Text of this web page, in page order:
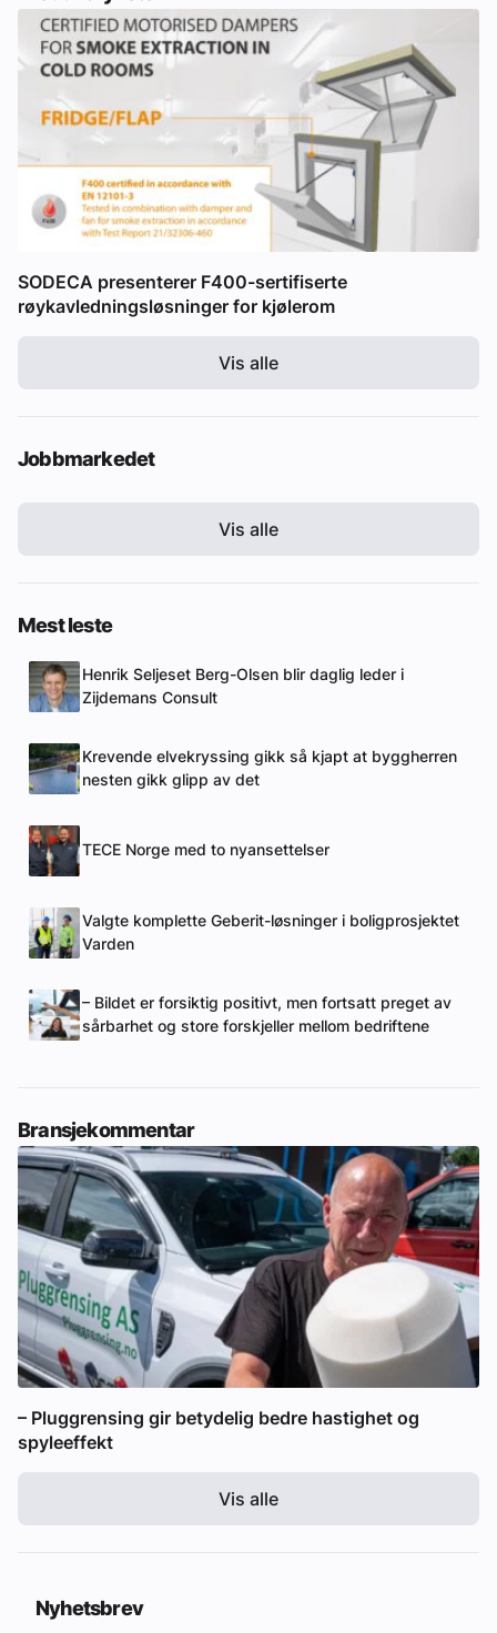
SODECA presenterer F400-sertifiserte
røykavledningsløsninger for kjølerom
Vis alle
Jobbmarkedet
Vis alle
Mest leste
Henrik Seljeset Berg-Olsen blir daglig leder i
Zijdemans Consult
Krevende elvekryssing gikk så kjapt at byggherren
nesten gikk glipp av det
TECE Norge med to nyansettelser
Valgte komplette Geberit-løsninger i boligprosjektet
Varden
– Bildet er forsiktig positivt, men fortsatt preget av
sårbarhet og store forskjeller mellom bedriftene
Bransjekommentar
– Pluggrensing gir betydelig bedre hastighet og
spyleeffekt
Vis alle
Nyhetsbrev